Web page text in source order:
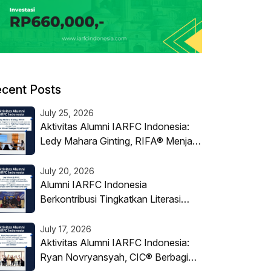
Posts
July 25, 2026
Aktivitas Alumni IARFC Indonesia:
Ledy Mahara Ginting, RIFA® Menjadi
Syariah
July 20, 2026
Alumni IARFC Indonesia
Berkontribusi Tingkatkan Literasi
July 17, 2026
Aktivitas Alumni IARFC Indonesia:
Ryan Novryansyah, CIC® Berbagi